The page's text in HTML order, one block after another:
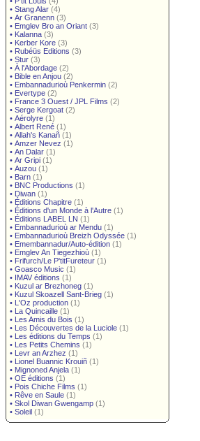
• Stang Alar (4)
• Ar Granenn (3)
• Emglev Bro an Oriant (3)
• Kalanna (3)
• Kerber Kore (3)
• Rubéüs Editions (3)
• Stur (3)
• À l'Abordage (2)
• Bible en Anjou (2)
• Embannadurioù Penkermin (2)
• Evertype (2)
• France 3 Ouest / JPL Films (2)
• Serge Kergoat (2)
• Aérolyre (1)
• Albert René (1)
• Allah's Kanañ (1)
• Amzer Nevez (1)
• An Dalar (1)
• Ar Gripi (1)
• Auzou (1)
• Barn (1)
• BNC Productions (1)
• Diwan (1)
• Éditions Chapitre (1)
• Éditions d'un Monde à l'Autre (1)
• Éditions LABEL LN (1)
• Embannadurioù ar Mendu (1)
• Embannadurioù Breizh Odyssée (1)
• Emembannadur/Auto-édition (1)
• Emglev An Tiegezhioù (1)
• Frifurch/Le P'titFureteur (1)
• Goasco Music (1)
• IMAV éditions (1)
• Kuzul ar Brezhoneg (1)
• Kuzul Skoazell Sant-Brieg (1)
• L'Oz production (1)
• La Quincaille (1)
• Les Amis du Bois (1)
• Les Découvertes de la Luciole (1)
• Les éditions du Temps (1)
• Les Petits Chemins (1)
• Levr an Arzhez (1)
• Lionel Buannic Krouiñ (1)
• Mignoned Anjela (1)
• OE éditions (1)
• Pois Chiche Films (1)
• Rêve en Saule (1)
• Skol Diwan Gwengamp (1)
• Soleil (1)